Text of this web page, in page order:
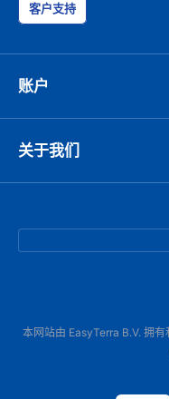
客户支持
账户
关于我们
本网站由 EasyTerra B.V. 拥